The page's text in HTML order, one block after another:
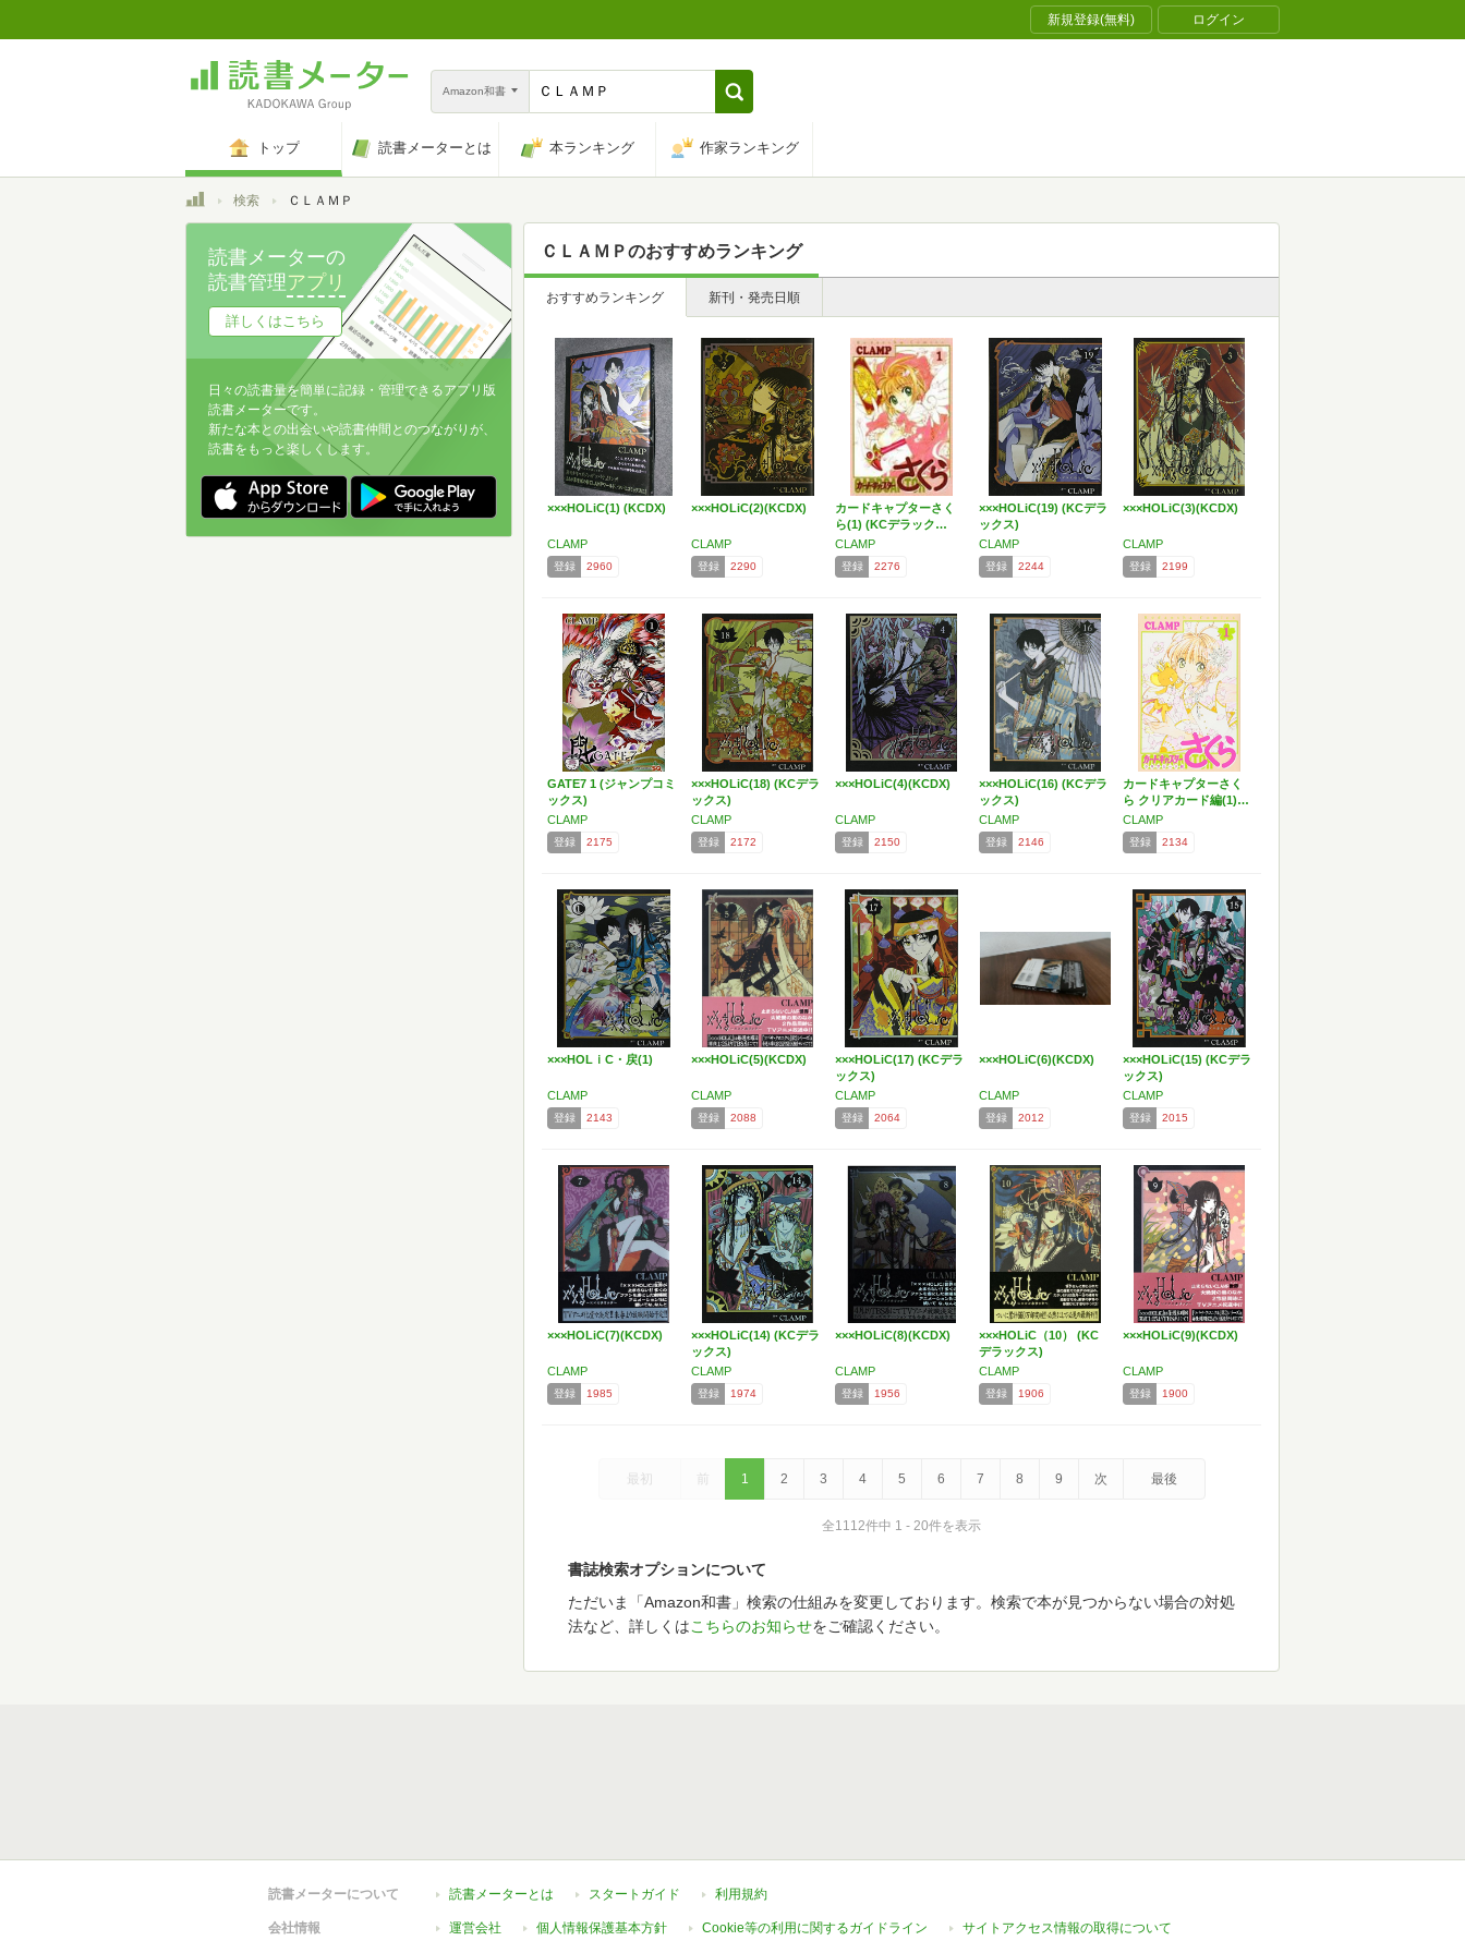
新規登録(無料) ログイン
Amazon和書
トップ 読書メーターとは 本ランキング 作家ランキング
トップ検索 ＣＬＡＭＰ
ＣＬＡＭＰのおすすめランキング
おすすめランキング 新刊・発売日順
×××HOLiC(1) (KCDX)
CLAMP
登録 2960
×××HOLiC(2)(KCDX)
CLAMP
登録 2290
カードキャプターさく
ら(1) (KCデラック…
CLAMP
登録 2276
×××HOLiC(19) (KCデラ
ックス)
CLAMP
登録 2244
×××HOLiC(3)(KCDX)
CLAMP
登録 2199
GATE7 1 (ジャンプコミ
ックス)
CLAMP
登録 2175
×××HOLiC(18) (KCデラ
ックス)
CLAMP
登録 2172
×××HOLiC(4)(KCDX)
CLAMP
登録 2150
×××HOLiC(16) (KCデラ
ックス)
CLAMP
登録 2146
カードキャプターさく
ら クリアカード編(1)…
CLAMP
登録 2134
×××HOLｉC・戻(1)
CLAMP
登録 2143
×××HOLiC(5)(KCDX)
CLAMP
登録 2088
×××HOLiC(17) (KCデラ
ックス)
CLAMP
登録 2064
×××HOLiC(6)(KCDX)
CLAMP
登録 2012
×××HOLiC(15) (KCデラ
ックス)
CLAMP
登録 2015
×××HOLiC(7)(KCDX)
CLAMP
登録 1985
×××HOLiC(14) (KCデラ
ックス)
CLAMP
登録 1974
×××HOLiC(8)(KCDX)
CLAMP
登録 1956
×××HOLiC（10） (KC
デラックス)
CLAMP
登録 1906
×××HOLiC(9)(KCDX)
CLAMP
登録 1900
最初 前 1 2 3 4 5 6 7 8 9 次 最後
全1112件中 1 - 20件を表示
書誌検索オプションについて
ただいま「Amazon和書」検索の仕組みを変更しております。検索で本が見つからない場合の対処
法など、詳しくはこちらのお知らせをご確認ください。
読書メーターの
読書管理アプリ
詳しくはこちら
日々の読書量を簡単に記録・管理できるアプリ版
読書メーターです。
新たな本との出会いや読書仲間とのつながりが、
読書をもっと楽しくします。
読書メーターについて 読書メーターとは スタートガイド 利用規約
会社情報 運営会社 個人情報保護基本方針 Cookie等の利用に関するガイドライン サイトアクセス情報の取得について